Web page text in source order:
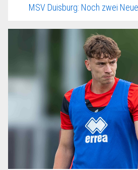
MSV Duisburg: Noch zwei